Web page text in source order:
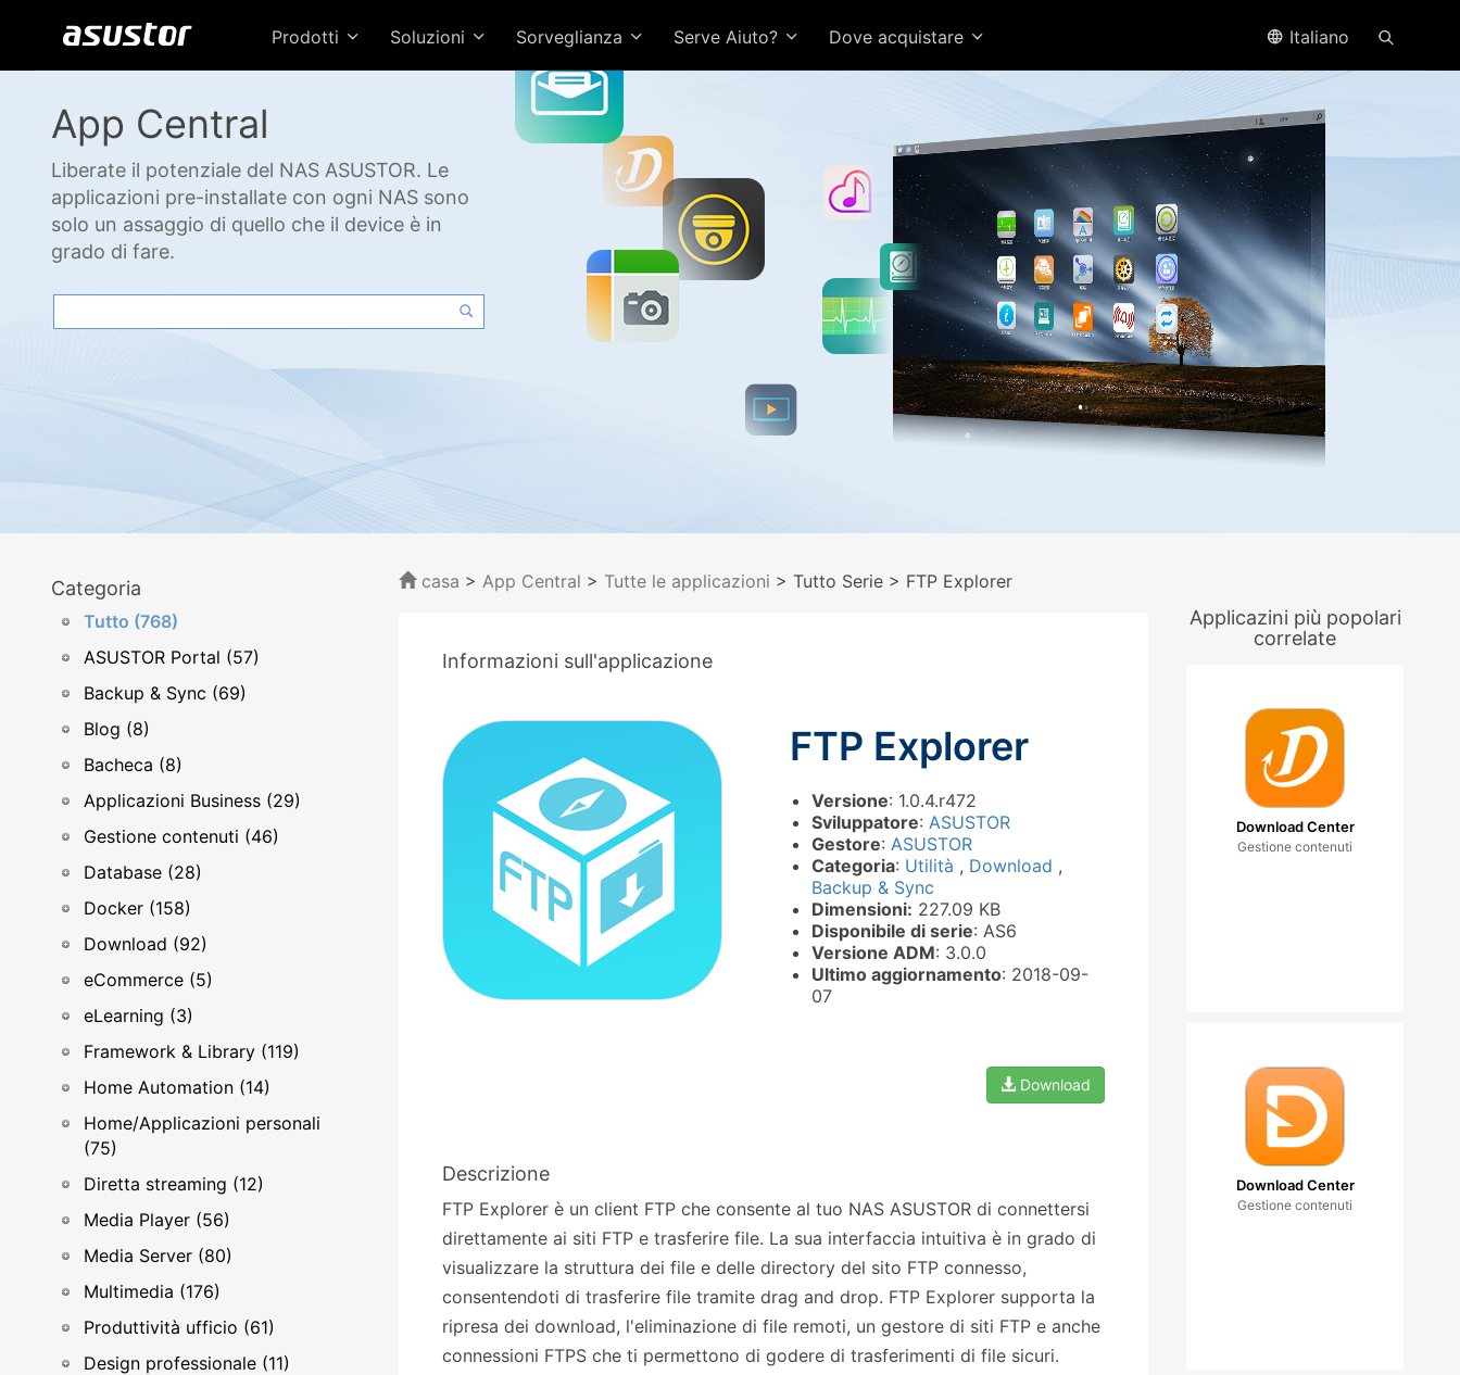
Prodotti Soluzioni Sorveglianza Serve Aiuto? Dove acquistare Italiano
App Central
Liberate il potenziale del NAS ASUSTOR. Le
applicazioni pre-installate con ogni NAS sono
solo un assaggio di quello che il device è in
grado di fare.
Categoria
Tutto (768)
ASUSTOR Portal (57)
Backup & Sync (69)
Blog (8)
Bacheca (8)
Applicazioni Business (29)
Gestione contenuti (46)
Database (28)
Docker (158)
Download (92)
eCommerce (5)
eLearning (3)
Framework & Library (119)
Home Automation (14)
Home/Applicazioni personali
(75)
Diretta streaming (12)
Media Player (56)
Media Server (80)
Multimedia (176)
Produttività ufficio (61)
Design professionale (11)
casa > App Central > Tutte le applicazioni > Tutto Serie > FTP Explorer
Informazioni sull'applicazione
FTP Explorer
Versione: 1.0.4.r472
Sviluppatore: ASUSTOR
Gestore: ASUSTOR
Categoria: Utilità , Download ,
Backup & Sync
Dimensioni: 227.09 KB
Disponibile di serie: AS6
Versione ADM: 3.0.0
Ultimo aggiornamento: 2018-09-
07
Download
Descrizione
FTP Explorer è un client FTP che consente al tuo NAS ASUSTOR di connettersi
direttamente ai siti FTP e trasferire file. La sua interfaccia intuitiva è in grado di
visualizzare la struttura dei file e delle directory del sito FTP connesso,
consentendoti di trasferire file tramite drag and drop. FTP Explorer supporta la
ripresa dei download, l'eliminazione di file remoti, un gestore di siti FTP e anche
connessioni FTPS che ti permettono di godere di trasferimenti di file sicuri.
Applicazini più popolari
correlate
Download Center
Gestione contenuti
Download Center
Gestione contenuti